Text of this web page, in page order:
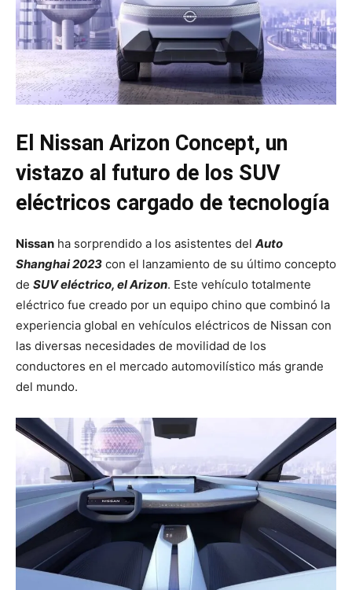
El Nissan Arizon Concept, un
vistazo al futuro de los SUV
eléctricos cargado de tecnología
Nissan ha sorprendido a los asistentes del Auto
Shanghai 2023 con el lanzamiento de su último concepto
de SUV eléctrico, el Arizon. Este vehículo totalmente
eléctrico fue creado por un equipo chino que combinó la
experiencia global en vehículos eléctricos de Nissan con
las diversas necesidades de movilidad de los
conductores en el mercado automovilístico más grande
del mundo.